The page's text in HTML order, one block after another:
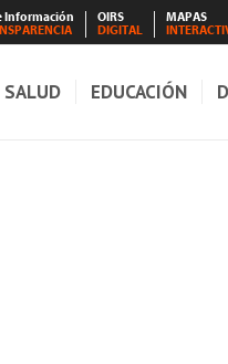
Información
OIRS
DIGITAL
MAPAS
SALUD EDUCACIÓN